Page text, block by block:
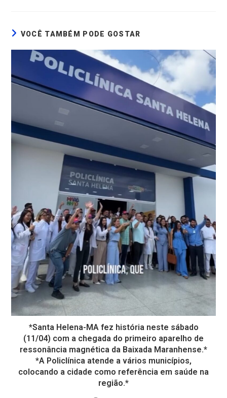
VOCÊ TAMBÉM PODE GOSTAR
*Santa Helena-MA fez história neste sábado
(11/04) com a chegada do primeiro aparelho de
ressonância magnética da Baixada Maranhense.*
*A Policlínica atende a vários municípios,
colocando a cidade como referência em saúde na
região.*